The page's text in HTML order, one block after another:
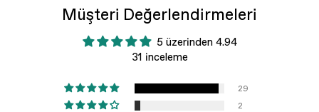
Müşteri Değerlendirmeleri
5 üzerinden 4.94
31 inceleme
29
2